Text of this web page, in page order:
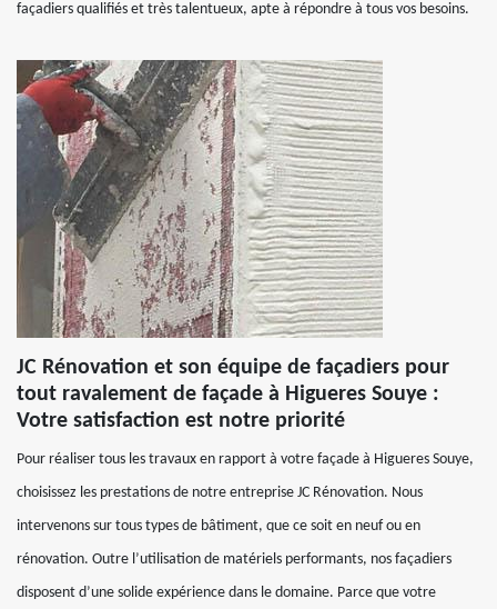
façadiers qualifiés et très talentueux, apte à répondre à tous vos besoins.
JC Rénovation et son équipe de façadiers pour
tout ravalement de façade à Higueres Souye :
Votre satisfaction est notre priorité
Pour réaliser tous les travaux en rapport à votre façade à Higueres Souye,
choisissez les prestations de notre entreprise JC Rénovation. Nous
intervenons sur tous types de bâtiment, que ce soit en neuf ou en
rénovation. Outre l’utilisation de matériels performants, nos façadiers
disposent d’une solide expérience dans le domaine. Parce que votre